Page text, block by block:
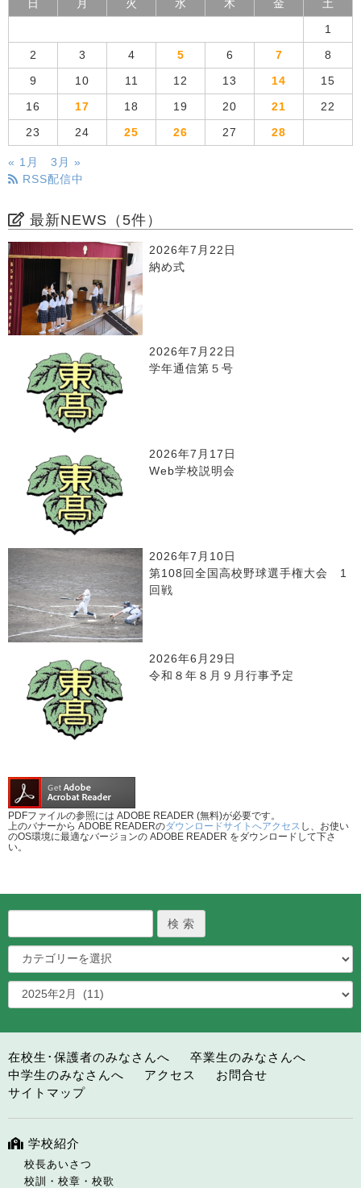
日 月 火 水 木 金 土
1
2 3 4 5 6 7 8
9 10 11 12 13 14 15
16 17 18 19 20 21 22
23 24 25 26 27 28
« 1月
3月 »
RSS配信中
最新NEWS（5件）
2026年7月22日
納め式
2026年7月22日
学年通信第５号
2026年7月17日
Web学校説明会
2026年7月10日
第108回全国高校野球選手権大会 1
回戦
2026年6月29日
令和８年８月９月行事予定
PDFファイルの参照には ADOBE READER (無料)が必要です。
上のバナーから ADOBE READERのダウンロードサイトへアクセス し、お使い
のOS環境に最適なバージョンの ADOBE READER をダウンロードして下さ
い。
在校生･保護者のみなさんへ
卒業生のみなさんへ
中学生のみなさんへ
アクセス
お問合せ
サイトマップ
学校紹介
校長あいさつ
校訓・校章・校歌